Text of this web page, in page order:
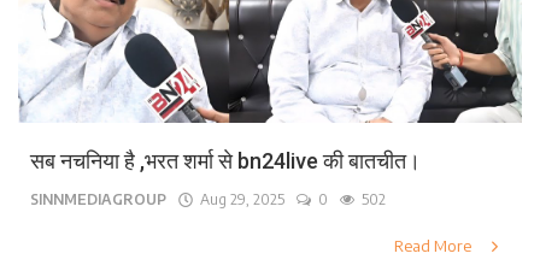
सब नचनिया है ,भरत शर्मा से bn24live की बातचीत।
SINNMEDIAGROUP Aug 29, 2025 0 502
Read More